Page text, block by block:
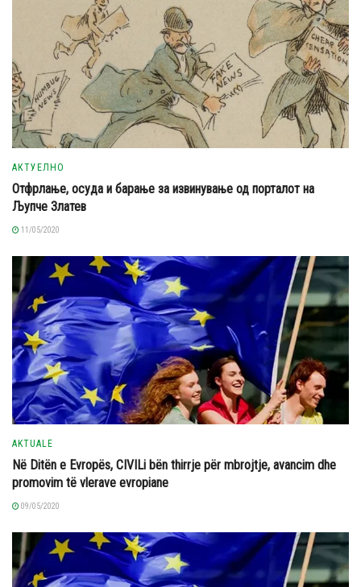
АКТУЕЛНО
Отфрлање, осуда и барање за извинување од порталот на
Љупче Златев
11/05/2020
AKTUALE
Në Ditën e Evropës, CIVILi bën thirrje për mbrojtje, avancim dhe
promovim të vlerave evropiane
09/05/2020